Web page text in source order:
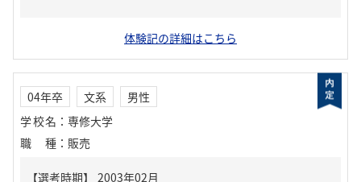
体験記の詳細はこちら
04年卒 文系
男性
学校名 ： 専修大学
職種 ： 販売